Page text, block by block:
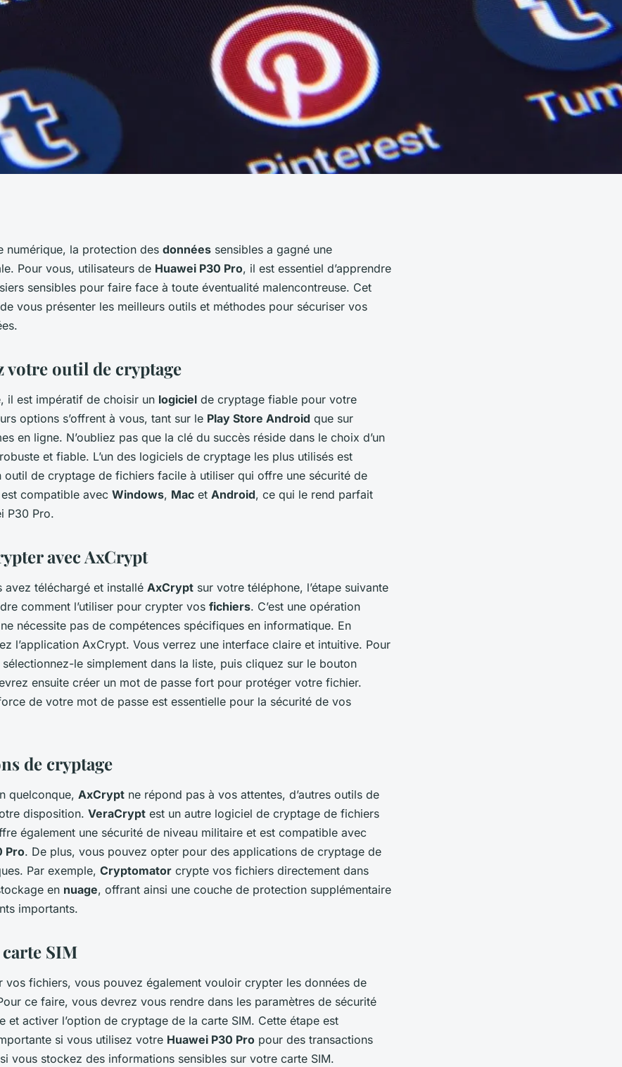
façon de
sur un
numérique, la protection des données sensibles a gagné une
Pour vous, utilisateurs de Huawei P30 Pro, il est essentiel d’apprendre
sensibles pour faire face à toute éventualité malencontreuse. Cet
vous présenter les meilleurs outils et méthodes pour sécuriser vos
votre outil de cryptage
il est impératif de choisir un logiciel de cryptage fiable pour votre
options s’offrent à vous, tant sur le Play Store Android que sur
en ligne. N’oubliez pas que la clé du succès réside dans le choix d’un
et fiable. L’un des logiciels de cryptage les plus utilisés est
outil de cryptage de fichiers facile à utiliser qui offre une sécurité de
compatible avec Windows, Mac et Android, ce qui le rend parfait
P30 Pro.
avec AxCrypt
avez téléchargé et installé AxCrypt sur votre téléphone, l’étape suivante
comment l’utiliser pour crypter vos fichiers. C’est une opération
nécessite pas de compétences spécifiques en informatique. En
l’application AxCrypt. Vous verrez une interface claire et intuitive. Pour
le simplement dans la liste, puis cliquez sur le bouton
ensuite créer un mot de passe fort pour protéger votre fichier.
de votre mot de passe est essentielle pour la sécurité de vos
de cryptage
quelconque, AxCrypt ne répond pas à vos attentes, d’autres outils de
disposition. VeraCrypt est un autre logiciel de cryptage de fichiers
également une sécurité de niveau militaire et est compatible avec
Pro. De plus, vous pouvez opter pour des applications de cryptage de
Par exemple, Cryptomator crypte vos fichiers directement dans
en nuage, offrant ainsi une couche de protection supplémentaire
importants.
SIM
vos fichiers, vous pouvez également vouloir crypter les données de
ce faire, vous devrez vous rendre dans les paramètres de sécurité
et activer l’option de cryptage de la carte SIM. Cette étape est
si vous utilisez votre Huawei P30 Pro pour des transactions
vous stockez des informations sensibles sur votre carte SIM.